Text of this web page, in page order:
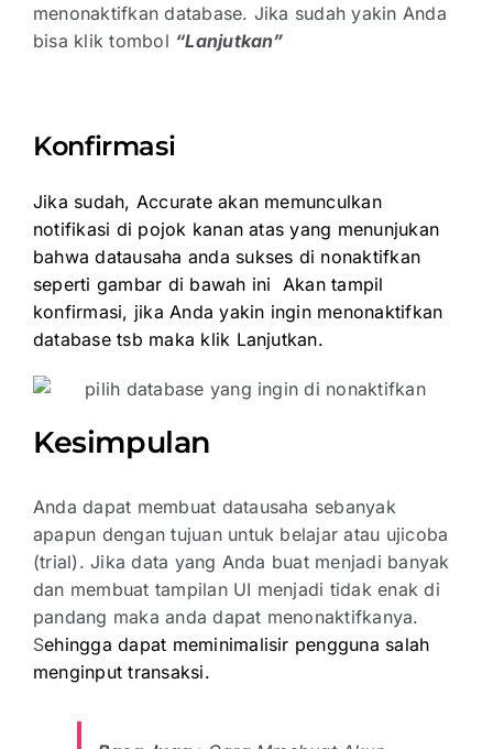
menonaktifkan database. Jika sudah yakin Anda
bisa klik tombol “Lanjutkan”
Konfirmasi
Jika sudah, Accurate akan memunculkan
notifikasi di pojok kanan atas yang menunjukan
bahwa datausaha anda sukses di nonaktifkan
seperti gambar di bawah ini Akan tampil
konfirmasi, jika Anda yakin ingin menonaktifkan
database tsb maka klik Lanjutkan.
Kesimpulan
Anda dapat membuat datausaha sebanyak
apapun dengan tujuan untuk belajar atau ujicoba
(trial). Jika data yang Anda buat menjadi banyak
dan membuat tampilan UI menjadi tidak enak di
pandang maka anda dapat menonaktifkanya.
Sehingga dapat meminimalisir pengguna salah
menginput transaksi.